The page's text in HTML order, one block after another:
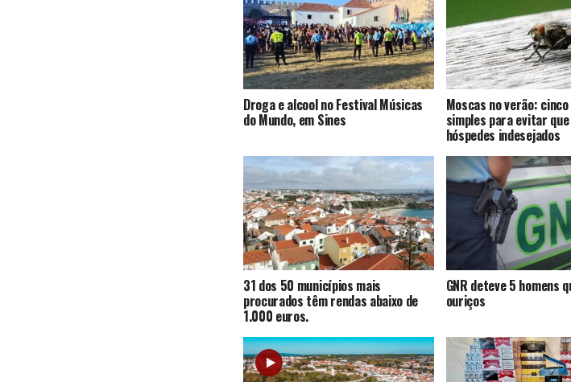
Droga e alcool no Festival Músicas
do Mundo, em Sines
Moscas no verão:
simples para evitar
hóspedes indesejados
31 dos 50 municípios mais
procurados têm rendas abaixo de
1.000 euros.
GNR deteve 5 homens
ouriços